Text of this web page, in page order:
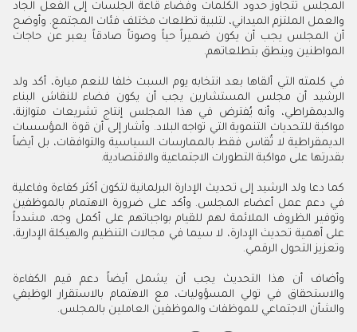
المجلس تتجاوز حدود الكلمات وفضاء قاعة الجلسات إلى الفعل الجاد
والعمل الملتزم الميداني، لتلبية تطلعات مختلف فئات المجتمع. وأوضح
أن المجلس يجب أن يكون ضميراً حياً وصوتاً صادقاً يعبر عن حاجات
المواطنين وينطق بتطلعاتهم.
في كلمته التي ألقاها بعد انتخابه يوم السبت خلفا للنعم ميارة، أكد ولد
الرشيد أن مجلس المستشارين يجب أن يكون فضاء للنقاش البناء
والديمقراطي، وأنه يُفترض في هذا المجلس إنتاج تشريعات متوازنة،
مواكبة للتحديات التنموية التي تواجه البلاد. وأشار إلى أن قوة المؤسسات
الديمقراطية لا تُقاس فقط بالممارسات السياسية والتوافقات، بل أيضاً
بقدرتها على مواكبة التطورات الاجتماعية والاقتصادية.
كما دعا ولد الرشيد إلى تحديث الإدارة البرلمانية لتكون أكثر كفاءة وفاعلية
في دعم عمل أعضاء المجلس. وأكد على ضرورة الاهتمام بالموظفين
وتوفير الظروف الملائمة لهم للقيام بواجباتهم على أكمل وجه، مشدداً
على أهمية تحديث الإدارة، لا سيما في مجالات التنظيم والهيكلة الإدارية،
وتعزيز التحول الرقمي.
وأضاف أن هذا التحديث يجب أن يشمل أيضاً دعم قيم الكفاءة
والاستحقاق في تولي المسؤوليات، مع الاهتمام بالاستقرار الوظيفي
والشأن الاجتماعي للموظفات والموظفين العاملين بالمجلس.